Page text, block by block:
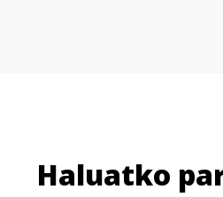
Haluatko